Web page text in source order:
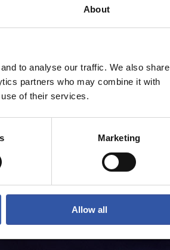
About
to analyse our traffic. We also share
partners who may combine it with
of their services.
Marketing
Allow all